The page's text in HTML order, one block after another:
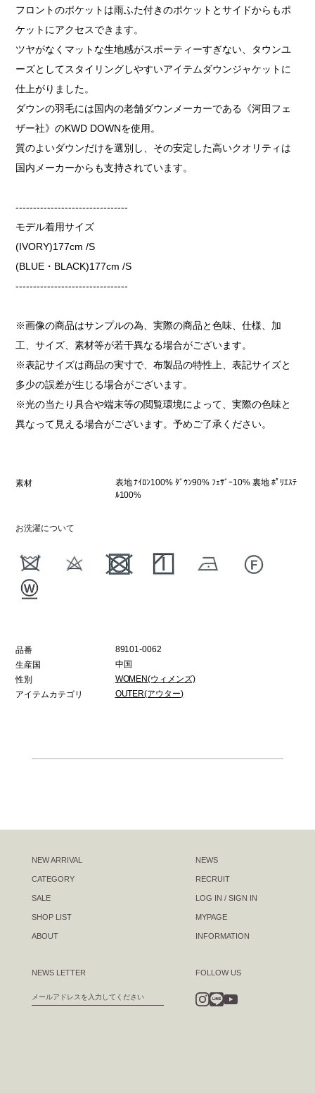
フロントのポケットは雨ふた付きのポケットとサイドからもポ
ケットにアクセスできます。
ツヤがなくマットな生地感がスポーティーすぎない、タウンユ
ーズとしてスタイリングしやすいアイテムダウンジャケットに
仕上がりました。
ダウンの羽毛には国内の老舗ダウンメーカーである《河田フェ
ザー社》のKWD DOWNを使用。
質のよいダウンだけを選別し、その安定した高いクオリティは
国内メーカーからも支持されています。
--------------------------------
モデル着用サイズ
(IVORY)177cm /S
(BLUE・BLACK)177cm /S
--------------------------------
※画像の商品はサンプルの為、実際の商品と色味、仕様、加
工、サイズ、素材等が若干異なる場合がございます。
※表記サイズは商品の実寸で、布製品の特性上、表記サイズと
多少の誤差が生じる場合がございます。
※光の当たり具合や端末等の閲覧環境によって、実際の色味と
異なって見える場合がございます。予めご了承ください。
素材
表地 ﾅｲﾛﾝ100% ﾀﾞｳﾝ90% ﾌｪｻﾞｰ10% 裏地 ﾎﾟﾘｴｽﾃ
ﾙ100%
お洗濯について
品番
89101-0062
生産国
中国
性別
WOMEN(ウィメンズ)
アイテムカテゴリ
OUTER(アウター)
NEW ARRIVAL
CATEGORY
SALE
SHOP LIST
ABOUT
NEWS LETTER
NEWS
RECRUIT
LOG IN / SIGN IN
MYPAGE
INFORMATION
FOLLOW US